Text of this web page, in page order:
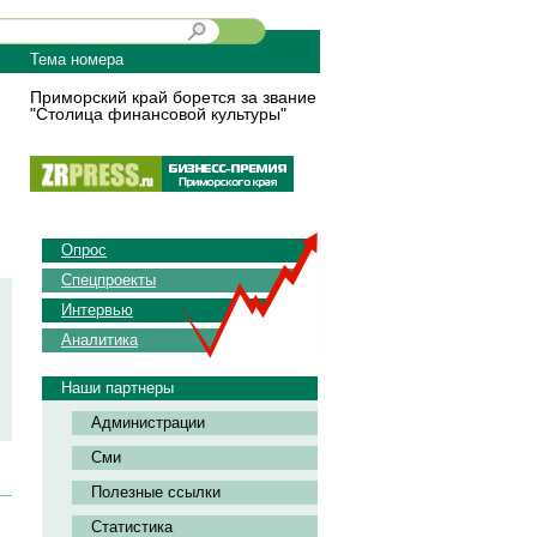
Тема номера
Приморский край борется за звание
"Столица финансовой культуры"
Опрос
Спецпроекты
Интервью
Аналитика
Наши партнеры
Администрации
Сми
Полезные ссылки
Статистика